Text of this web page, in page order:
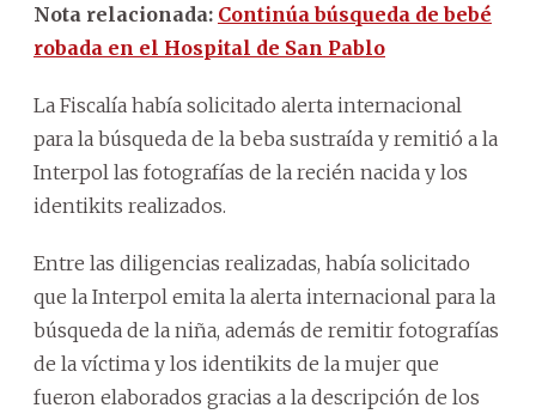
Nota relacionada: Continúa búsqueda de bebé
robada en el Hospital de San Pablo
La Fiscalía había solicitado alerta internacional
para la búsqueda de la beba sustraída y remitió a la
Interpol las fotografías de la recién nacida y los
identikits realizados.
Entre las diligencias realizadas, había solicitado
que la Interpol emita la alerta internacional para la
búsqueda de la niña, además de remitir fotografías
de la víctima y los identikits de la mujer que
fueron elaborados gracias a la descripción de los